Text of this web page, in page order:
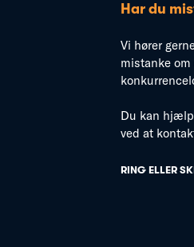
Har du
Vi hører
mistanke
Du kan
ved at
RING ELLER